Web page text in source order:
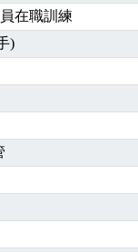
在職訓練
)